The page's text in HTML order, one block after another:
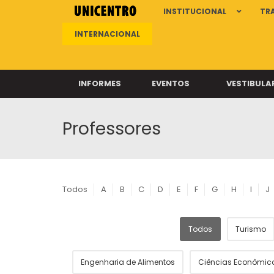
INSTITUCIONAL
INTERNACIONAL
INFORMES EVENTOS
Professores
Todos A B C D E F G H I J
Todos Turismo
Engenharia de Alimentos Ciências